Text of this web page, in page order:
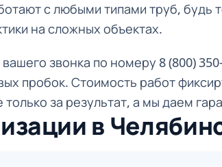
с любыми типами труб, будь
на сложных объектах.
звонка по номеру 8 (800)
пробок. Стоимость работ
только за результат, а мы даем
в